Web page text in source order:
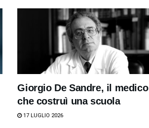
Giorgio De Sandre, il medico
che costruì una scuola
17 LUGLIO 2026